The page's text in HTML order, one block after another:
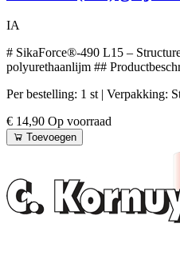
IA
# SikaForce®-490 L15 –
polyurethaanlijm ##
Per bestelling: 1 st | Verpakking:
€ 14,90 Op voorraad
Toevoegen